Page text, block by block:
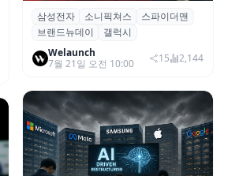
삼성전자, 스파이더맨 세계관에 갤
럭시...‘스파이더맨: 브랜드 뉴 데이’
캠페인 영상 공개
삼성전자 소니픽쳐스
스파이더맨
브랜드뉴데이
갤럭시
Welaunch
7월 21일 오전 10:00
15 2,144